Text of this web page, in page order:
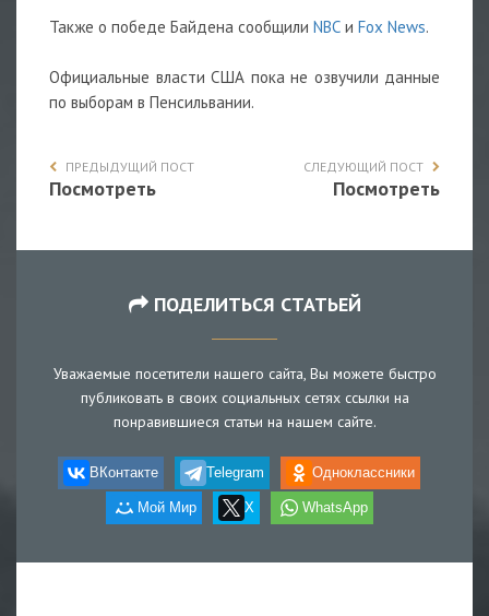
Также о победе Байдена сообщили NBC и Fox News.
Официальные власти США пока не озвучили данные
по выборам в Пенсильвании.
ПРЕДЫДУЩИЙ ПОСТ
Посмотреть
СЛЕДУЮЩИЙ ПОСТ
Посмотреть
ПОДЕЛИТЬСЯ СТАТЬЕЙ
Уважаемые посетители нашего сайта, Вы можете быстро
публиковать в своих социальных сетях ссылки на
понравившиеся статьи на нашем сайте.
ВКонтакте Telegram Одноклассники
Мой Мир X WhatsApp